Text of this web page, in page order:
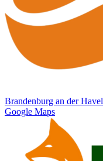
Brandenburg an der Havel
Google Maps